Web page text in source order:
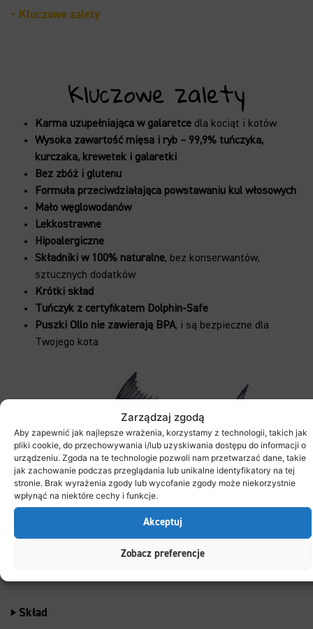
Zarządzaj zgodą
Aby zapewnić jak najlepsze wrażenia, korzystamy z technologii, takich jak
pliki cookie, do przechowywania i/lub uzyskiwania dostępu do informacji o
urządzeniu. Zgoda na te technologie pozwoli nam przetwarzać dane, takie
jak zachowanie podczas przeglądania lub unikalne identyfikatory na tej
stronie. Brak wyrażenia zgody lub wycofanie zgody może niekorzystnie
wpłynąć na niektóre cechy i funkcje.
Akceptuj
Zobacz preferencje
Kluczowe zalety
Skład
Kluczowe zalety
Karma uzupełniająca w galaretce dla kociąt i kotów
Wysoka zawartość mięsa i ryb – 99,9% tuńczyka,
kurczaka, krewetek i galaretki
Bez zbóż i glutenu
Formuła przeciwdziałająca powstawaniu kul włosowych
Mało węglowodanów
Lekkostrawne
Hipoalergiczne
Składniki w 100% naturalne, bez konserwantów,
sztucznych dodatków
Krótki skład
Tuńczyk z certyfikatem Dolphin-Safe
Puszki Ollo nie zawierają BPA, i są bezpieczne dla
Twojego kota